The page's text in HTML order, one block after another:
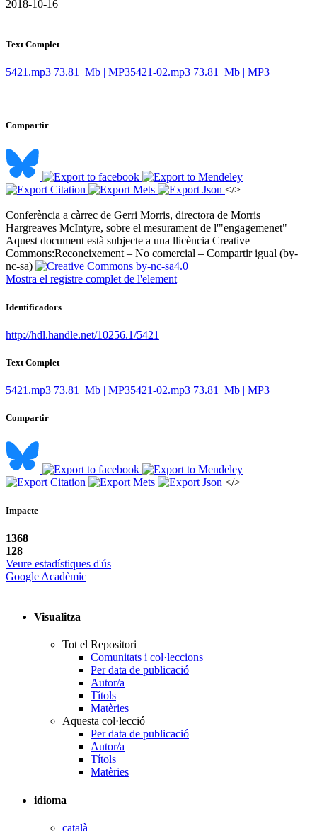
​ 2018-10-16
Text Complet
5421.mp3 73.81 Mb | MP35421-02.mp3 73.81 Mb | MP3
Compartir
</>
Conferència a càrrec de Gerri Morris, directora de Morris
Hargreaves McIntyre, sobre el mesurament de l'"engagemenet" ​
Aquest document està subjecte a una llicència Creative
Commons:Reconeixement – No comercial – Compartir igual (by-
nc-sa)
Mostra el registre complet de l'element
Identificadors
http://hdl.handle.net/10256.1/5421
Text Complet
5421.mp3 73.81 Mb | MP35421-02.mp3 73.81 Mb | MP3
Compartir
</>
Impacte
1368
128
Veure estadístiques d'ús
Google Acadèmic
Visualitza
Tot el Repositori
Comunitats i col·leccions
Per data de publicació
Autor/a
Títols
Matèries
Aquesta col·lecció
Per data de publicació
Autor/a
Títols
Matèries
idioma
català